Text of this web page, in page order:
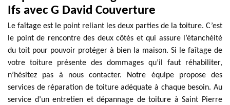
Ifs avec G David Couverture
Le faîtage est le point reliant les deux parties de la toiture. C’est
le point de rencontre des deux côtés et qui assure l’étanchéité
du toit pour pouvoir protéger à bien la maison. Si le faîtage de
votre toiture présente des dommages qu’il faut réhabiliter,
n’hésitez pas à nous contacter. Notre équipe propose des
services de réparation de toiture adéquate à chaque besoin. Au
service d’un entretien et dépannage de toiture à Saint Pierre